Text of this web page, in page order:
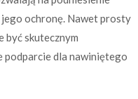
jego ochronę. Nawet prosty
być skutecznym
podparcie dla nawiniętego